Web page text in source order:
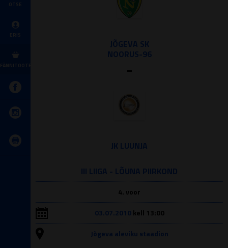
OTSE
ERIS
FÄNNITOOTED
JÕGEVA SK
NOORUS-96
-
JK LUUNJA
III LIIGA - LÕUNA PIIRKOND
4. voor
03.07.2010kell 13:00
Jõgeva aleviku staadion